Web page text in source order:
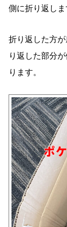
側に折り返しま
折り返した方
り返した部分
ります。